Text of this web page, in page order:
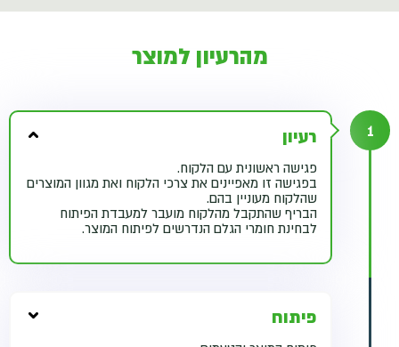
מהרעיון למוצר
1 רעיון
פגישה ראשונית עם הלקוח.
בפגישה זו מאפיינים את צרכי הלקוח ואת מגוון המוצרים
שהלקוח מעוניין בהם.
הבריף שהתקבל מהלקוח מועבר למעבדת הפיתוח
לבחינת חומרי הגלם הנדרשים לפיתוח המוצר.
פיתוח